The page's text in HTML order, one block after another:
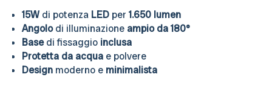
15W di potenza LED per1.650 lumen
Angolodi illuminazione ampio da 180°
Basedi fissaggio inclusa
Protetta da acqua e polvere
Design moderno e minimalista